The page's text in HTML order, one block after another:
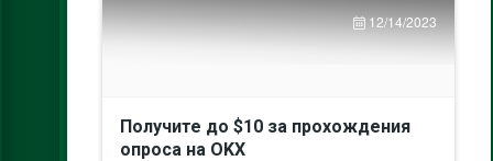
12/14/2023
Получите до $10 за прохождения
опроса на OKX